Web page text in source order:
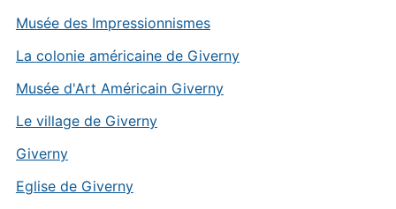
Musée des Impressionnismes
La colonie américaine de Giverny
Musée d'Art Américain Giverny
Le village de Giverny
Giverny
Eglise de Giverny